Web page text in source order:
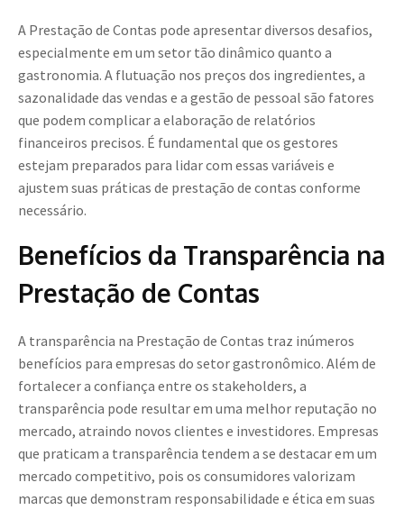
A Prestação de Contas pode apresentar diversos desafios,
especialmente em um setor tão dinâmico quanto a
gastronomia. A flutuação nos preços dos ingredientes, a
sazonalidade das vendas e a gestão de pessoal são fatores
que podem complicar a elaboração de relatórios
financeiros precisos. É fundamental que os gestores
estejam preparados para lidar com essas variáveis e
ajustem suas práticas de prestação de contas conforme
necessário.
Benefícios da Transparência na
Prestação de Contas
A transparência na Prestação de Contas traz inúmeros
benefícios para empresas do setor gastronômico. Além de
fortalecer a confiança entre os stakeholders, a
transparência pode resultar em uma melhor reputação no
mercado, atraindo novos clientes e investidores. Empresas
que praticam a transparência tendem a se destacar em um
mercado competitivo, pois os consumidores valorizam
marcas que demonstram responsabilidade e ética em suas